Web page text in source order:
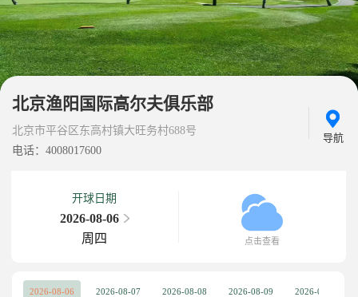
北京渔阳国际高尔夫俱乐部
北京市平谷区东高村镇大旺务村688号
电话：4008017600
导航
开球日期
2026-08-06
周四
点击查看
2026-08-06
2026-08-07
2026-08-08
2026-08-09
2026-08-10